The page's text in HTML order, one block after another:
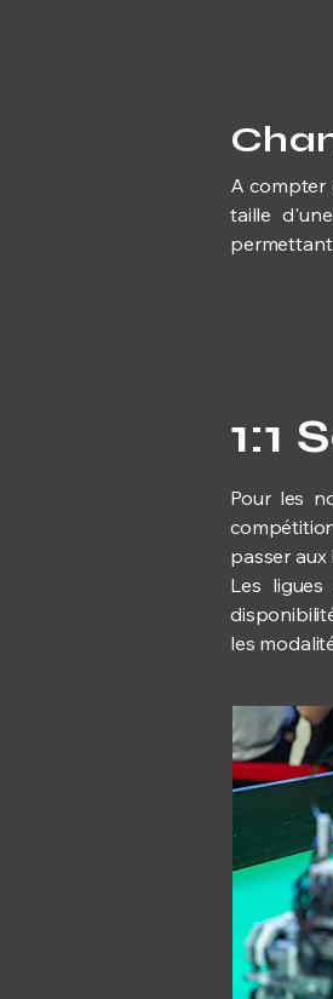
A compter
taille
permettant
1:1
Pour les
passer aux
Les
les